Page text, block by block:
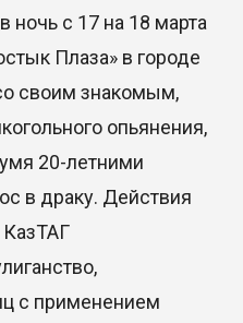
ночь с 17 на 18 марта
Плаза» в городе
своим знакомым,
опьянения,
20-летними
в драку. Действия
КазТАГ
с применением